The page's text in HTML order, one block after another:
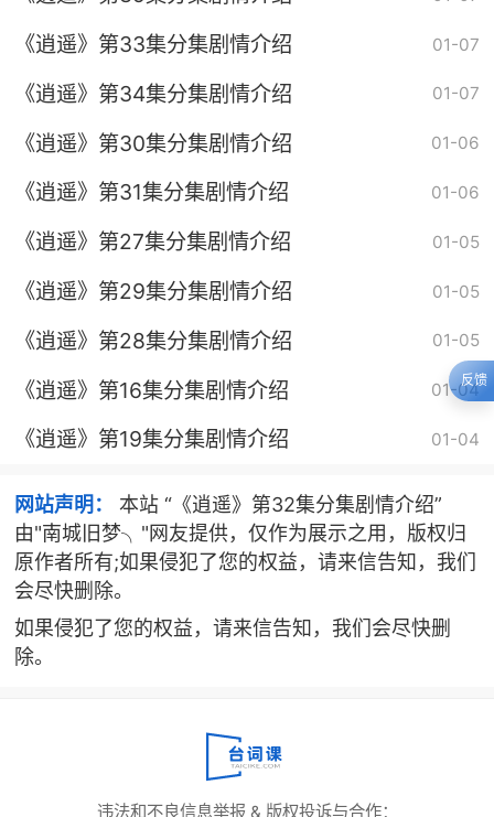
《逍遥》第33集分集剧情介绍 01-07
《逍遥》第34集分集剧情介绍 01-07
《逍遥》第30集分集剧情介绍 01-06
《逍遥》第31集分集剧情介绍 01-06
《逍遥》第27集分集剧情介绍 01-05
《逍遥》第29集分集剧情介绍 01-05
《逍遥》第28集分集剧情介绍 01-05
《逍遥》第16集分集剧情介绍 01-04
《逍遥》第19集分集剧情介绍 01-04
网站声明：
本站 “《逍遥》第32集分集剧情介绍”
由"南城旧梦╮"网友提供，仅作为展示之用，版权归
原作者所有;如果侵犯了您的权益，请来信告知，我们
会尽快删除。
如果侵犯了您的权益，请来信告知，我们会尽快删
除。
违法和不良信息举报 & 版权投诉与合作：
反馈